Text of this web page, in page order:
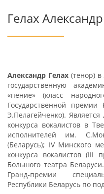
Гелах
Александр Гелах (тенор) в
государственную
«пение» (класс
Государственной премии
Э.Пелагейченко).
конкурса вокалистов в
исполнителей им.
(Беларусь); IV Минского
конкурса вокалистов (III
Большого театра
Гранд-премии
Республики Беларусь по